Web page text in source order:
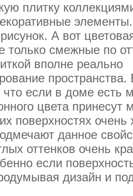
плитку
элементы.
А вот
только смежные по
вполне реально
если в доме есть
цвета принесут
поверхностях
данное
оттенков очень
если
дизайн и